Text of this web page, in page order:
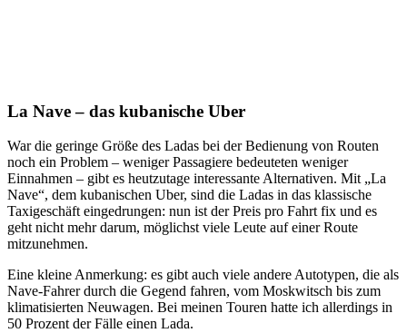
La Nave – das kubanische Uber
War die geringe Größe des Ladas bei der Bedienung von Routen
noch ein Problem – weniger Passagiere bedeuteten weniger
Einnahmen – gibt es heutzutage interessante Alternativen. Mit „La
Nave“, dem kubanischen Uber, sind die Ladas in das klassische
Taxigeschäft eingedrungen: nun ist der Preis pro Fahrt fix und es
geht nicht mehr darum, möglichst viele Leute auf einer Route
mitzunehmen.
Eine kleine Anmerkung: es gibt auch viele andere Autotypen, die als
Nave-Fahrer durch die Gegend fahren, vom Moskwitsch bis zum
klimatisierten Neuwagen. Bei meinen Touren hatte ich allerdings in
50 Prozent der Fälle einen Lada.